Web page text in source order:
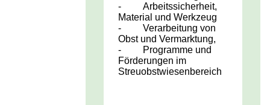
- Arbeitssicherheit,
Material und Werkzeug
- Verarbeitung von
Obst und Vermarktung,
- Programme und
Förderungen im
Streuobstwiesenbereich